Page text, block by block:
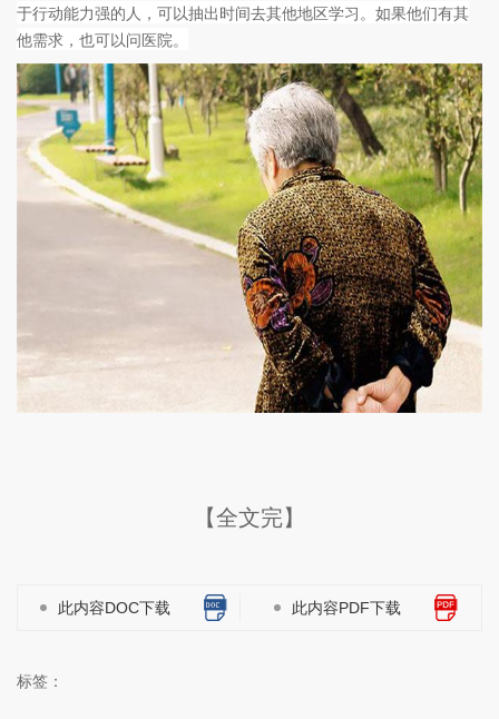
于行动能力强的人，可以抽出时间去其他地区学习。如果他们有其
他需求，也可以问医院。
【全文完】
此内容DOC下载 此内容PDF下载
标签：